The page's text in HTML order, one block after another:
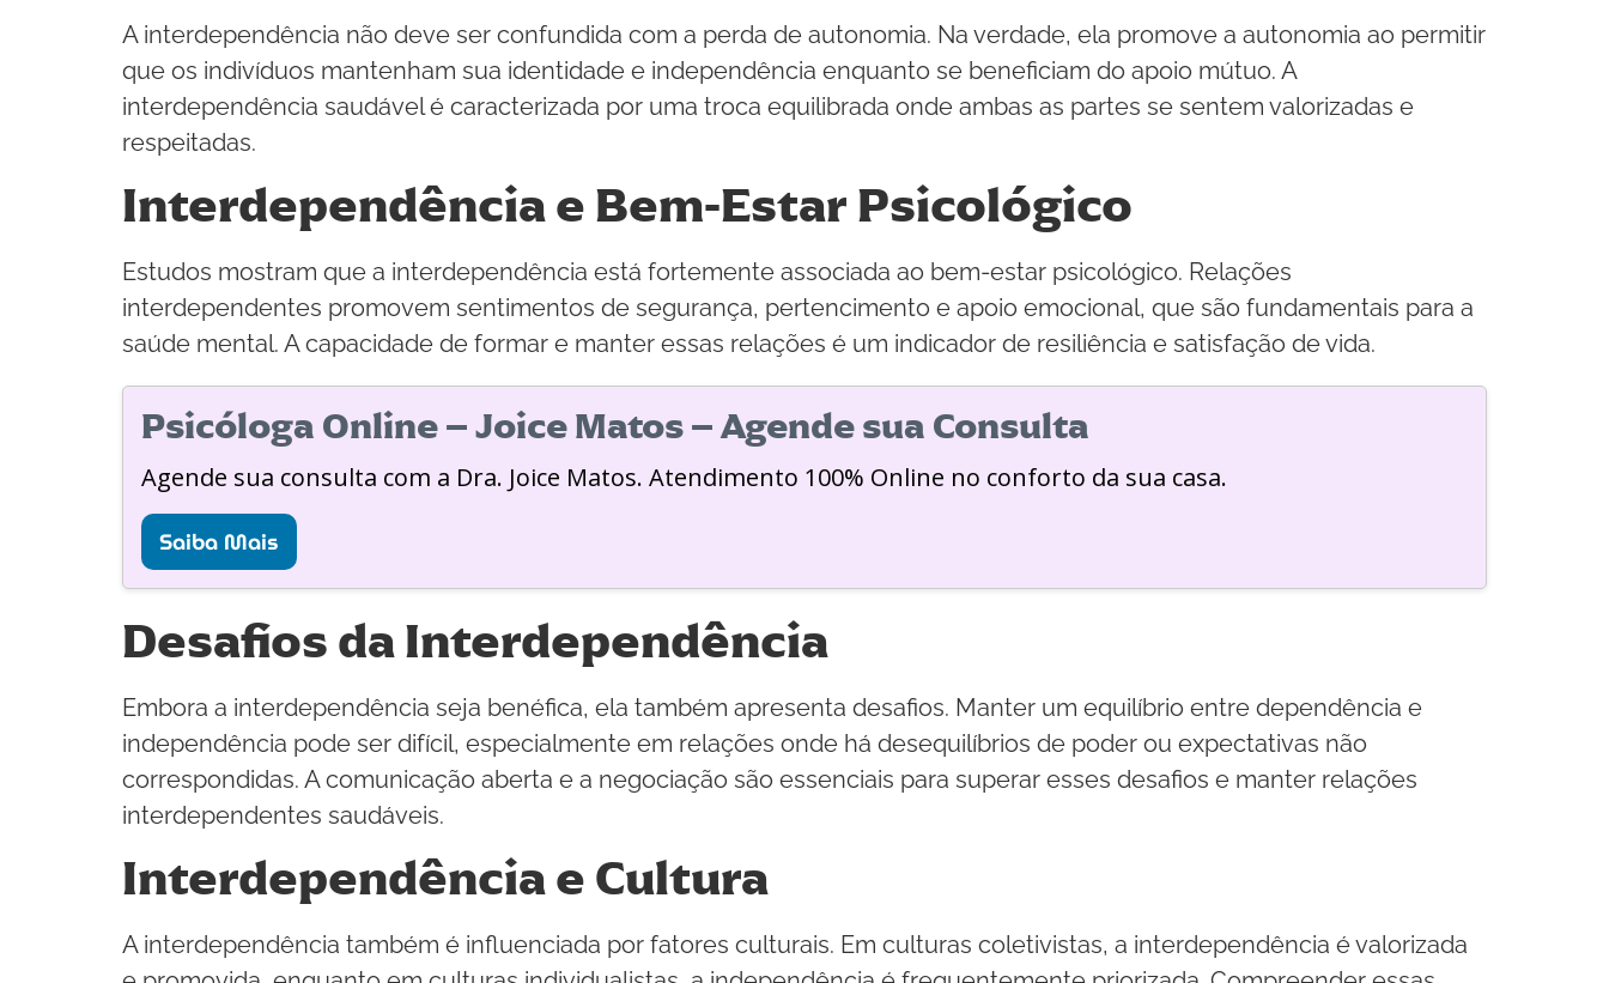
A interdependência não deve ser confundida com a perda de autonomia. Na verdade, ela promove a autonomia ao permitir
que os indivíduos mantenham sua identidade e independência enquanto se beneficiam do apoio mútuo. A
interdependência saudável é caracterizada por uma troca equilibrada onde ambas as partes se sentem valorizadas e
respeitadas.
Interdependência e Bem-Estar Psicológico
Estudos mostram que a interdependência está fortemente associada ao bem-estar psicológico. Relações
interdependentes promovem sentimentos de segurança, pertencimento e apoio emocional, que são fundamentais para a
saúde mental. A capacidade de formar e manter essas relações é um indicador de resiliência e satisfação de vida.
Psicóloga Online – Joice Matos – Agende sua Consulta
Agende sua consulta com a Dra. Joice Matos. Atendimento 100% Online no conforto da sua casa.
Saiba Mais
Desafios da Interdependência
Embora a interdependência seja benéfica, ela também apresenta desafios. Manter um equilíbrio entre dependência e
independência pode ser difícil, especialmente em relações onde há desequilíbrios de poder ou expectativas não
correspondidas. A comunicação aberta e a negociação são essenciais para superar esses desafios e manter relações
interdependentes saudáveis.
Interdependência e Cultura
A interdependência também é influenciada por fatores culturais. Em culturas coletivistas, a interdependência é valorizada